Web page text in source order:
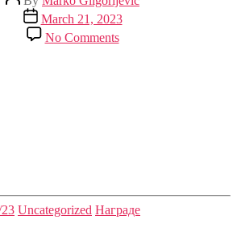
author
Post
date
March 21, 2023
No Commentson
Априлски
Categories
Uncategorized Награде